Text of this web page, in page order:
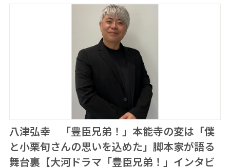
八津弘幸 「豊臣兄弟！」本能寺の変は「僕
と小栗旬さんの思いを込めた」脚本家が語る
舞台裏【大河ドラマ「豊臣兄弟！」インタビ